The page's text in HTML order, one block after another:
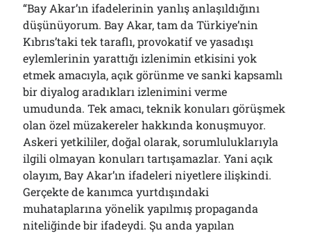
“Bay Akar’ın ifadelerinin yanlış anlaşıldığını
düşünüyorum. Bay Akar, tam da Türkiye’nin
Kıbrıs’taki tek taraflı, provokatif ve yasadışı
eylemlerinin yarattığı izlenimin etkisini yok
etmek amacıyla, açık görünme ve sanki kapsamlı
bir diyalog aradıkları izlenimini verme
umudunda. Tek amacı, teknik konuları görüşmek
olan özel müzakereler hakkında konuşmuyor.
Askeri yetkililer, doğal olarak, sorumluluklarıyla
ilgili olmayan konuları tartışamazlar. Yani açık
olayım, Bay Akar’ın ifadeleri niyetlere ilişkindi.
Gerçekte de kanımca yurtdışındaki
muhataplarına yönelik yapılmış propaganda
niteliğinde bir ifadeydi. Şu anda yapılan